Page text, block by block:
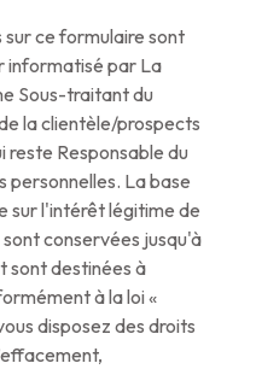
ce formulaire sont
informatisé par La
Sous-traitant du
la clientèle/prospects
reste Responsable du
personnelles. La base
sur l'intérêt légitime de
conservées jusqu'à
sont destinées à
à la loi «
disposez des droits